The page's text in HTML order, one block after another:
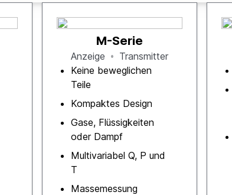
M-Serie
Anzeige
Transmitter
Keine beweglichen
Teile
Kompaktes Design
Gase, Flüssigkeiten
oder Dampf
Multivariabel Q, P und
T
Massemessung